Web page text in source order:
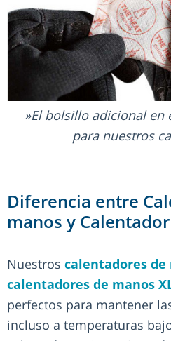
El bolsillo adicional en
para nuestros
Diferencia entre
manos y
Nuestros calentadores de
calentadores de manos
perfectos para mantener
incluso a temperaturas